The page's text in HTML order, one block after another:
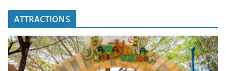
ATTRACTIONS